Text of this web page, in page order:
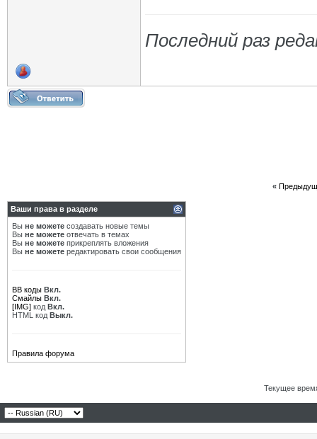
Последний раз
«
Ваши права в разделе
Вы не можете создавать новые темы
Вы не можете отвечать в темах
Вы не можете прикреплять вложения
Вы не можете редактировать свои сообщения
BB коды Вкл.
Смайлы Вкл.
[IMG] код Вкл.
HTML код Выкл.
Правила форума
Текущее